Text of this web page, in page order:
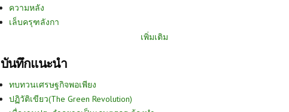
ความหลัง
เล็บครุฑลังกา
เพิ่มเติม
บันทึกแนะนำ
ทบทวนเศรษฐกิจพอเพียง
ปฏิวัติเขียว(The Green Revolution)